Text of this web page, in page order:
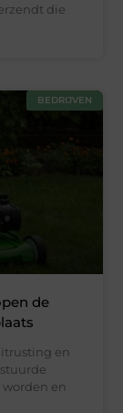
die
BEDRIJVEN
de
en
en